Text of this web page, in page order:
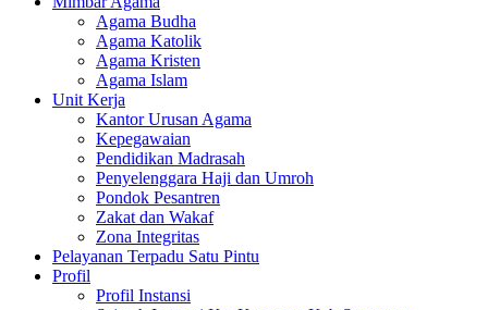
Agama Budha
Agama Katolik
Agama Kristen
Agama Islam
Unit Kerja
Kantor Urusan Agama
Kepegawaian
Pendidikan Madrasah
Penyelenggara Haji dan Umroh
Pondok Pesantren
Zakat dan Wakaf
Zona Integritas
Pelayanan Terpadu Satu Pintu
Profil
Profil Instansi